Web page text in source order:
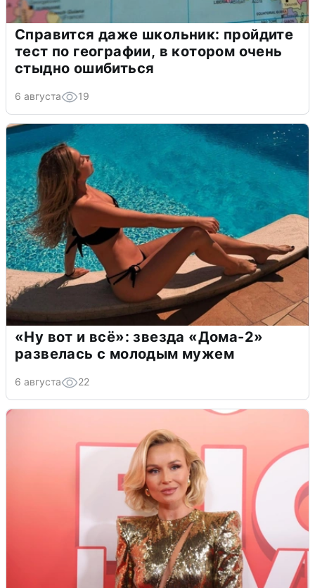
Справится даже школьник: пройдите
тест по географии, в котором очень
стыдно ошибиться
6 августа 19
«Ну вот и всё»: звезда «Дома-2»
развелась с молодым мужем
6 августа 22